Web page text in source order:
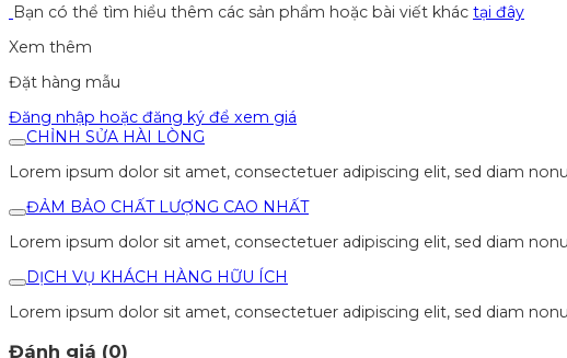
Bạn có thể tìm hiểu thêm các sản phẩm hoặc bài viết khác tại đây
Xem thêm
Đặt hàng mẫu
Đăng nhập hoặc đăng ký để xem giá
CHỈNH SỬA HÀI LÒNG
Lorem ipsum dolor sit amet, consectetuer adipiscing elit, sed diam
ĐẢM BẢO CHẤT LƯỢNG CAO NHẤT
Lorem ipsum dolor sit amet, consectetuer adipiscing elit, sed diam
DỊCH VỤ KHÁCH HÀNG HỮU ÍCH
Lorem ipsum dolor sit amet, consectetuer adipiscing elit, sed diam
Đánh giá (0)